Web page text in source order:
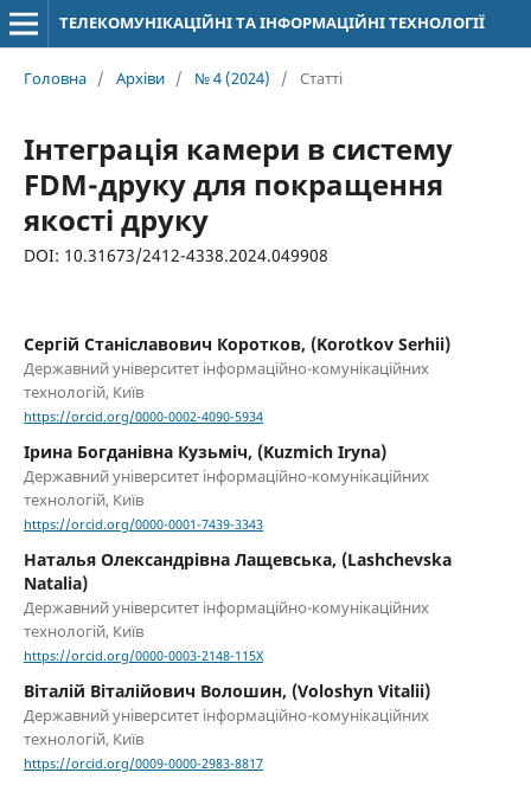
ТЕЛЕКОМУНІКАЦІЙНІ ТА ІНФОРМАЦІЙНІ ТЕХНОЛОГІЇ
Головна / Архіви / № 4 (2024) / Статті
Інтеграція камери в систему
FDM-друку для покращення
якості друку
DOI: 10.31673/2412-4338.2024.049908
Сергій Станіславович Коротков, (Korotkov Serhii)
Державний університет інформаційно-комунікаційних
технологій, Київ
https://orcid.org/0000-0002-4090-5934
Ірина Богданівна Кузьміч, (Kuzmich Iryna)
Державний університет інформаційно-комунікаційних
технологій, Київ
https://orcid.org/0000-0001-7439-3343
Наталья Олександрівна Лащевська, (Lashchevska
Natalia)
Державний університет інформаційно-комунікаційних
технологій, Київ
https://orcid.org/0000-0003-2148-115X
Віталій Віталійович Волошин, (Voloshyn Vitalii)
Державний університет інформаційно-комунікаційних
технологій, Київ
https://orcid.org/0009-0000-2983-8817